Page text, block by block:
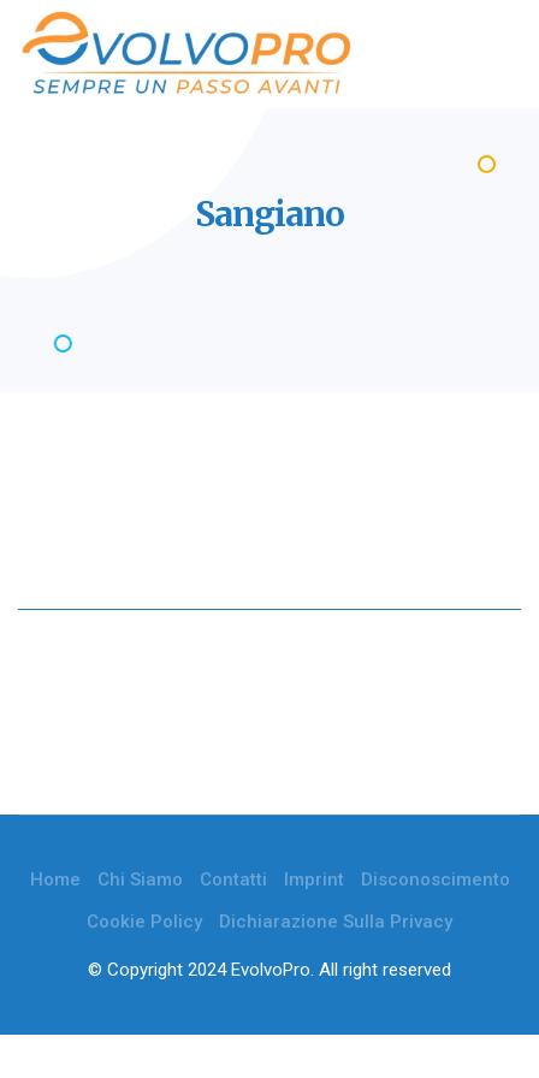
Sangiano
Home Chi Siamo Contatti Imprint
Disconoscimento
Cookie Policy
Dichiarazione Sulla Privacy
© Copyright 2024 EvolvoPro. All right reserved